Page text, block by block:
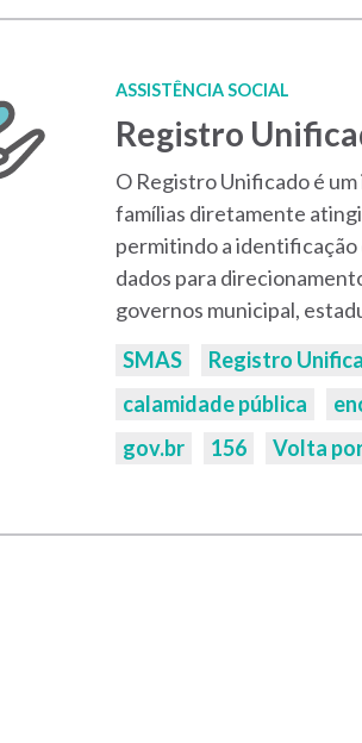
ASSISTÊNCIA SOCIAL
Registro
O Registro Unificado é
famílias diretamente
permitindo a identificação
dados para
governos municipal,
Palavras-
chaves:
SMAS Registro
calamidade pública
gov.br
156 Volta